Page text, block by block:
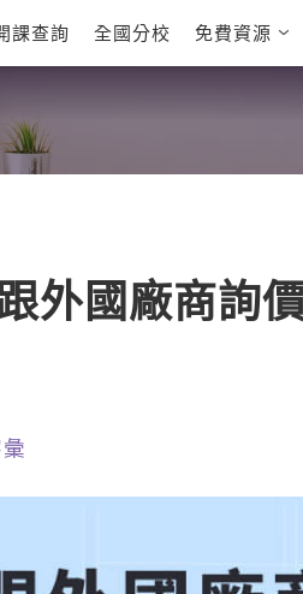
TOEFL 托福課程
課查詢 全國分校 免費資源
外國廠商詢